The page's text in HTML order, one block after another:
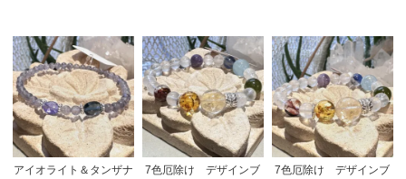
アイオライト＆タンザナ
7色厄除け デザインブ
7色厄除け デザインブ